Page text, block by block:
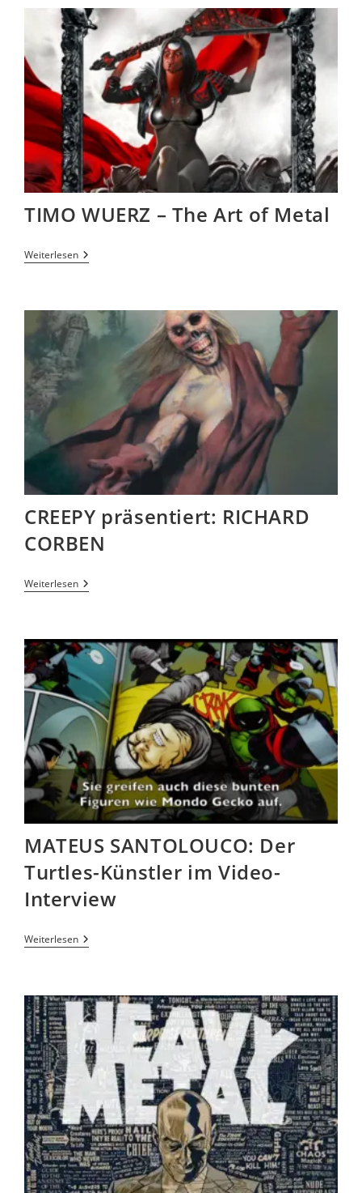
TIMO WUERZ – The Art of Metal
Weiterlesen
CREEPY präsentiert: RICHARD
CORBEN
Weiterlesen
MATEUS SANTOLOUCO: Der
Turtles-Künstler im Video-
Interview
Weiterlesen